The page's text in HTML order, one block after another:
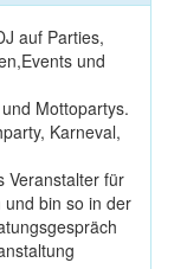
auf Parties,
und
Mottopartys.
Karneval,
Veranstalter für
bin so in der